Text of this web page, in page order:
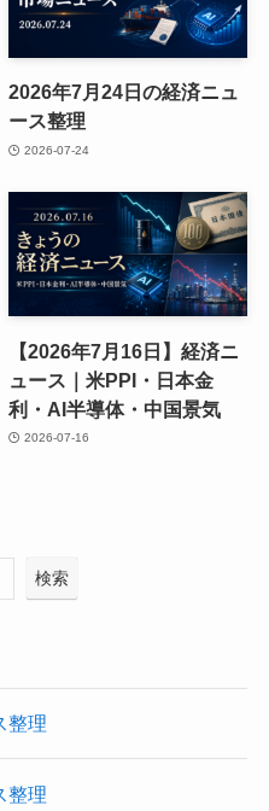
2026年7月24日の経済ニュ
ース整理
2026-07-24
【2026年7月16日】経済ニ
ュース｜米PPI・日本金
利・AI半導体・中国景気
2026-07-16
検索
整理
整理